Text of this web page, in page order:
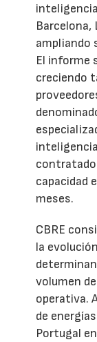
Barcelona,
ampliando
El informe
creciendo
contratado
capacidad
meses.
CBRE
la
volumen
operativa.
de
Portugal